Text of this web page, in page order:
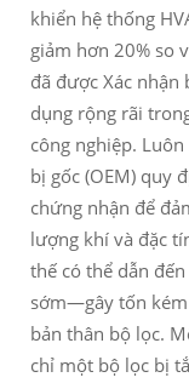
khiển hệ thống
giảm hơn 20% so
đã được Xác nhận
dụng rộng rãi
công nghiệp.
bị gốc (OEM) quy
chứng nhận để
lượng khí và đặc
thế có thể dẫn
sớm—gây tốn
bản thân bộ lọc.
chỉ một bộ lọc bị